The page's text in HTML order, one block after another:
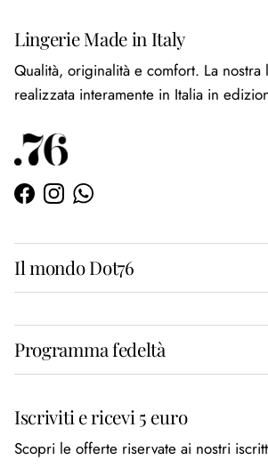
Lingerie Made in Italy
Qualità, originalità e comfort. La
realizzata interamente in Italia in
Facebook
InstagramWhatsApp
Il mondo Dot76
Programma fedeltà
Iscriviti e ricevi 5 euro
Scopri le offerte riservate ai nostri